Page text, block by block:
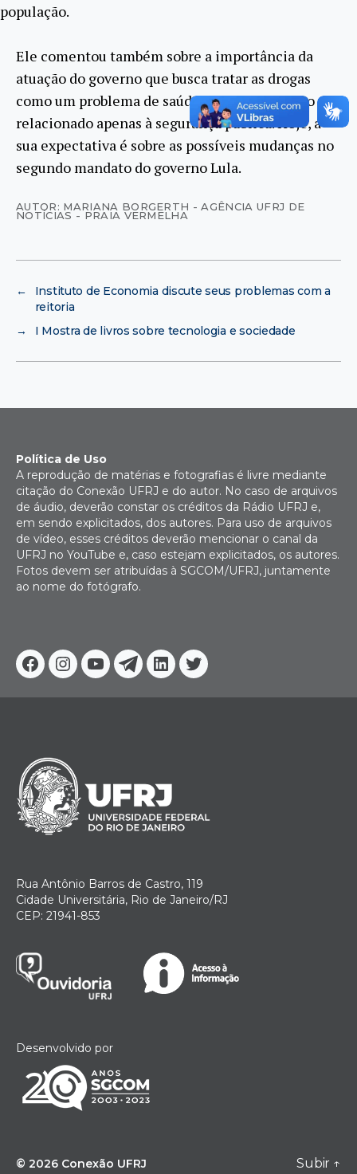
população.
Ele comentou também sobre a importância da
atuação do governo que busca tratar as drogas
como um problema de saúde, e não mais como
relacionado apenas à segurança pública. Hoje, a
sua expectativa é sobre as possíveis mudanças no
segundo mandato do governo Lula.
AUTOR: MARIANA BORGERTH - AGÊNCIA UFRJ DE
NOTÍCIAS - PRAIA VERMELHA
←
Instituto de Economia discute seus problemas com a
reitoria
→
I Mostra de livros sobre tecnologia e sociedade
Facebook
Instagram
YoutubeTelegram
Linkedin
Twitter
Política de Uso
A reprodução de matérias e fotografias é livre mediante
citação do Conexão UFRJ e do autor. No caso de arquivos
de áudio, deverão constar os créditos da Rádio UFRJ e,
em sendo explicitados, dos autores. Para uso de arquivos
de vídeo, esses créditos deverão mencionar o canal da
UFRJ no YouTube e, caso estejam explicitados, os autores.
Fotos devem ser atribuídas à SGCOM/UFRJ, juntamente
ao nome do fotógrafo.
Rua Antônio Barros de Castro, 119
Cidade Universitária, Rio de Janeiro/RJ
CEP: 21941-853
Desenvolvido por
© 2026 Conexão UFRJ Subir ↑